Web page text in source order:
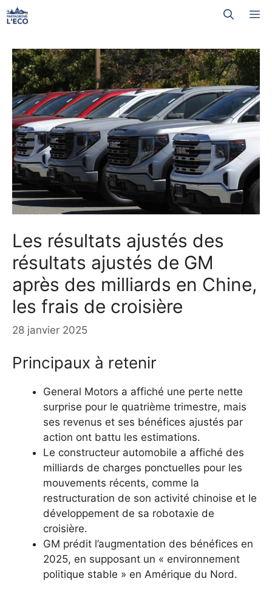
Aller
au
Les résultats ajustés des
résultats ajustés de GM
après des milliards en Chine,
les frais de croisière
28 janvier 2025
Principaux à retenir
General Motors a affiché une perte nette
surprise pour le quatrième trimestre, mais
ses revenus et ses bénéfices ajustés par
action ont battu les estimations.
Le constructeur automobile a affiché des
milliards de charges ponctuelles pour les
mouvements récents, comme la
restructuration de son activité chinoise et le
développement de sa robotaxie de
croisière.
GM prédit l’augmentation des bénéfices en
2025, en supposant un « environnement
politique stable » en Amérique du Nord.